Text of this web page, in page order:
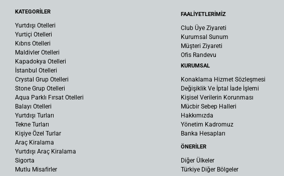
KATEGORİLER
Yurtdışı Otelleri
Yurtiçi Otelleri
Kıbrıs Otelleri
Maldivler Otelleri
Kapadokya Otelleri
İstanbul Otelleri
Crystal Grup Otelleri
Stone Grup Otelleri
Aqua Parklı Fırsat Otelleri
Balayı Otelleri
Yurtdışı Turları
Tekne Turları
Kişiye Özel Turlar
Araç Kiralama
Yurtdışı Araç Kiralama
Sigorta
Mutlu Misafirler
FAALİYETLERİMİZ
Club Üye Ziyareti
Kurumsal Sunum
Müşteri Ziyareti
Ofis Randevu
KURUMSAL
Konaklama Hizmet Sözleşmesi
Değişiklik Ve İptal İade İşlemi
Kişisel Verilerin Korunması
Mücbir Sebep Halleri
Hakkımızda
Yönetim Kadromuz
Banka Hesapları
ÖNERİLER
Diğer Ülkeler
Türkiye Diğer Bölgeler